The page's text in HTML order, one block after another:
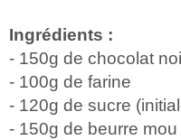
Ingrédients :
- 150g de chocolat
- 100g de farine
- 120g de sucre
- 150g de beurre mou